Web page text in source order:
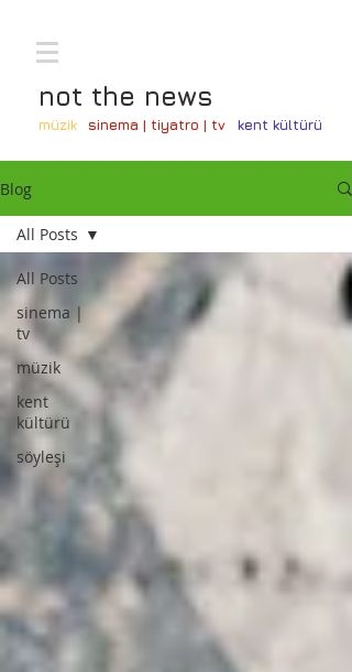
not the news
müzik sinema | tiyatro | tv kent kültürü
Blog
All Posts
sinema |
tv
müzik
kent
kültürü
söyleşi
All Posts